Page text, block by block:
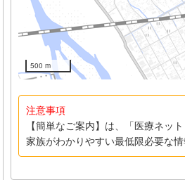
500 m
注意事項
【簡単なご案内】は、「医療ネッ
家族がわかりやすい最低限必要な